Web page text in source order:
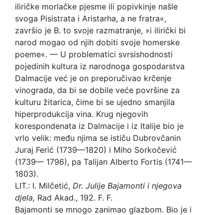
iliričke morlačke pjesme ili popivkinje našle
svoga Pisistrata i Aristarha, a ne fratra«,
završio je B. to svoje razmatranje, »i ilirički bi
narod mogao od njih dobiti svoje homerske
poeme«. — U problematici svrsishodnosti
pojedinih kultura iz narodnoga gospodarstva
Dalmacije već je on preporučivao krčenje
vinograda, da bi se dobile veće površine za
kulturu žitarica, čime bi se ujedno smanjila
hiperprodukcija vina. Krug njegovih
korespondenata iz Dalmacije i iz Italije bio je
vrlo velik: među njima se ističu Dubrovčanin
Juraj Ferić (1739—1820) i Miho Sorkočević
(1739— 1796), pa Talijan Alberto Fortis (1741—
1803).
LIT.: I. Milčetić, Dr. Julije Bajamonti i njegova
djela, Rad Akad., 192. F. F.
Bajamonti se mnogo zanimao glazbom. Bio je i